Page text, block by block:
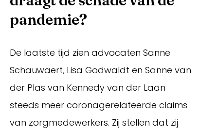
pandemie?
De laatste tijd zien advocaten Sanne
Schauwaert, Lisa Godwaldt en Sanne van
der Plas van Kennedy van der Laan
steeds meer coronagerelateerde claims
van zorgmedewerkers. Zij stellen dat zij